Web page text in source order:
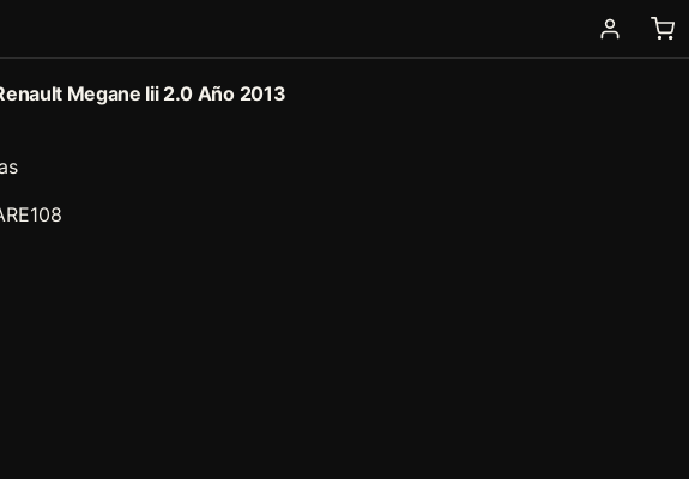
Megane Iii 2.0 Año 2013